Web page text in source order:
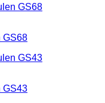
GS68
GS43